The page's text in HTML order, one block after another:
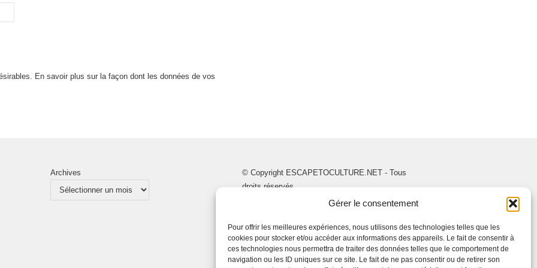
Gérer le consentement
Pour offrir les meilleures expériences, nous utilisons des technologies telles que les
cookies pour stocker et/ou accéder aux informations des appareils. Le fait de consentir à
ces technologies nous permettra de traiter des données telles que le comportement de
navigation ou les ID uniques sur ce site. Le fait de ne pas consentir ou de retirer son
En savoir plus sur la façon dont les données de vos
Archives
© Copyright ESCAPETOCULTURE.NET - Tous
droits réservés.